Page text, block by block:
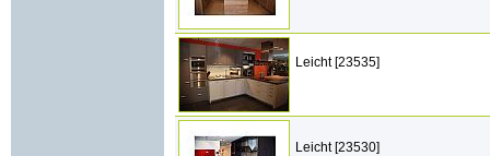
Leicht [23535]
Leicht [23530]